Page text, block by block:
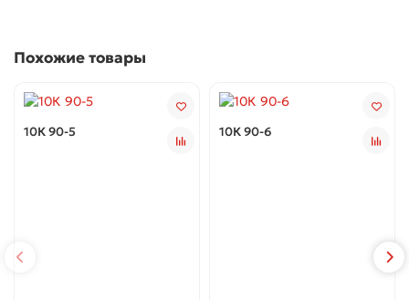
Похожие товары
10К 90-5 10К 90-6